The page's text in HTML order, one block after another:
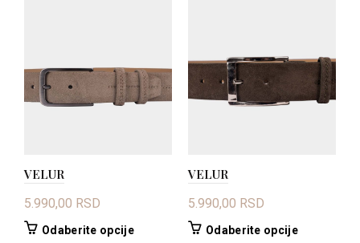
VELUR
5.990,00 RSD
Odaberite opcijeOvaj
VELUR
5.990,00 RSD
Odaberite opcijeOvaj